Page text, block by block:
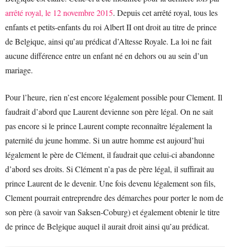
arrêté royal, le 12 novembre 2015. Depuis cet arrêté royal, tous les
enfants et petits-enfants du roi Albert II ont droit au titre de prince
de Belgique, ainsi qu’au prédicat d’Altesse Royale. La loi ne fait
aucune différence entre un enfant né en dehors ou au sein d’un
mariage.
Pour l’heure, rien n’est encore légalement possible pour Clement. Il
faudrait d’abord que Laurent devienne son père légal. On ne sait
pas encore si le prince Laurent compte reconnaître légalement la
paternité du jeune homme. Si un autre homme est aujourd’hui
légalement le père de Clément, il faudrait que celui-ci abandonne
d’abord ses droits. Si Clément n’a pas de père légal, il suffirait au
prince Laurent de le devenir. Une fois devenu légalement son fils,
Clement pourrait entreprendre des démarches pour porter le nom de
son père (à savoir van Saksen-Coburg) et également obtenir le titre
de prince de Belgique auquel il aurait droit ainsi qu’au prédicat.